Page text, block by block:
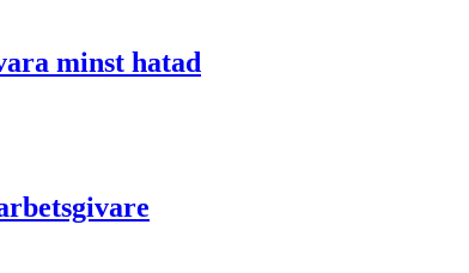
minst hatad